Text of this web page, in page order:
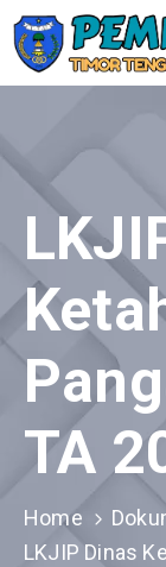
Pemerintahan
Berita
Layanan
Publikasi
Kontak
SubDomain
GHPR
TA
Home
LKJIP Dinas